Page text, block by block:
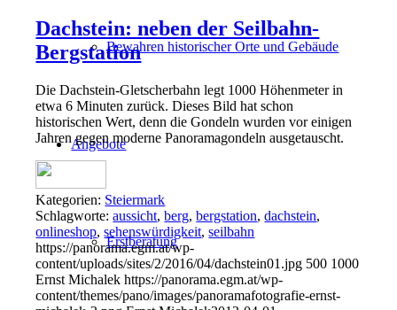
Bewahren historischer Orte und Gebäude
Angebote
Erstberatung
Dachstein: neben der Seilbahn-
Bergstation
Die Dachstein-Gletscherbahn legt 1000 Höhenmeter in
etwa 6 Minuten zurück. Dieses Bild hat schon
historischen Wert, denn die Gondeln wurden vor einigen
Jahren gegen moderne Panoramagondeln ausgetauscht.
Kategorien: Steiermark
Schlagworte:aussicht,berg,bergstation,dachstein,
onlineshop,sehenswürdigkeit,seilbahn
https://panorama.egm.at/wp-
content/uploads/sites/2/2016/04/dachstein01.jpg 500 1000
Ernst Michalek https://panorama.egm.at/wp-
content/themes/pano/images/panoramafotografie-ernst-